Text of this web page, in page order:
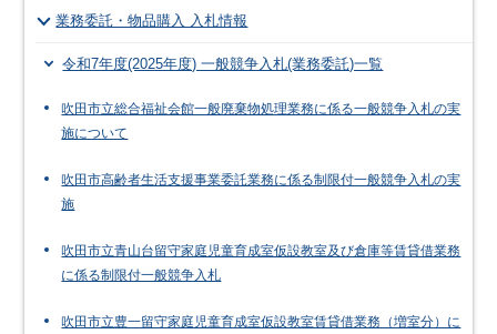
業務委託・物品購入 入札情報
令和7年度(2025年度) 一般競争入札(業務委託)一覧
吹田市立総合福祉会館一般廃棄物処理業務に係る一般競争入札の実
施について
吹田市高齢者生活支援事業委託業務に係る制限付一般競争入札の実
施
吹田市立青山台留守家庭児童育成室仮設教室及び倉庫等賃貸借業務
に係る制限付一般競争入札
吹田市立豊一留守家庭児童育成室仮設教室賃貸借業務（増室分）に